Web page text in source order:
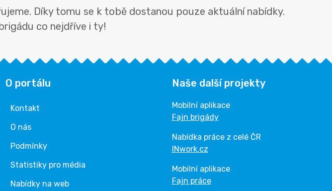
Díky tomu se k tobě dostanou pouze aktuální nabídky.
co nejdříve i ty!
O portálu
Kontakt
O nás
Podmínky
Statistiky pro média
Nabídky na web
Naše další projekty
Mobilní aplikace
Fajn brigády
Nabídka práce z celé ČR
INwork.cz
Mobilní aplikace
Fajn práce